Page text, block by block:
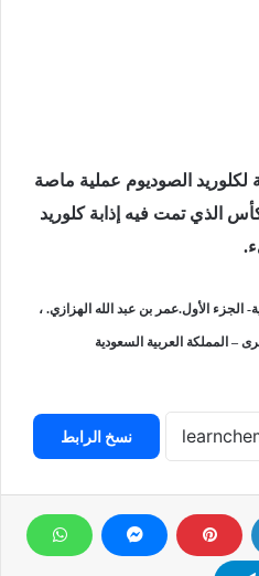
لكلورید الصودیوم عملیة ماصة
الذي تمت فیه إذابة كلوريد
الجزء الأول.عمر بن عبد الله الهزازي. ،
– المملكة العربية السعودية
نسخ الرابط